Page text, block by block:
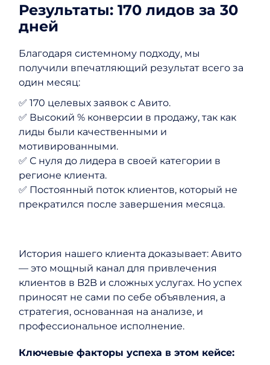
Результаты: 170 лидов за 30
дней
Благодаря системному подходу, мы
получили впечатляющий результат всего за
один месяц:
✅ 170 целевых заявок с Авито.
✅ Высокий % конверсии в продажу, так как
лиды были качественными и
мотивированными.
✅ С нуля до лидера в своей категории в
регионе клиента.
✅ Постоянный поток клиентов, который не
прекратился после завершения месяца.
История нашего клиента доказывает: Авито
— это мощный канал для привлечения
клиентов в B2B и сложных услугах. Но успех
приносят не сами по себе объявления, а
стратегия, основанная на анализе, и
профессиональное исполнение.
Ключевые факторы успеха в этом кейсе: